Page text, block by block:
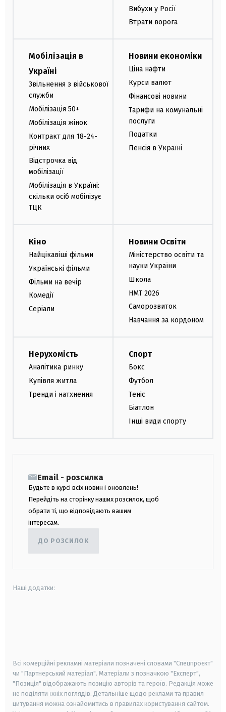
Вибухи у Росії
Втрати ворога
Мобілізація в
Україні
Звільнення з військової
служби
Мобілізація 50+
Мобілізація жінок
Контракт для 18-24-
річних
Відстрочка від
мобілізації
Мобілізація в Україні:
скільки осіб мобілізує
ТЦК
Новини економіки
Ціна нафти
Курси валют
Фінансові новини
Тарифи на комунальні
послуги
Податки
Пенсія в Україні
Кіно
Найцікавіші фільми
Українські фільми
Фільми на вечір
Комедії
Серіали
Новини Освіти
Міністерство освіти та
науки України
Школа
НМТ 2026
Саморозвиток
Навчання за кордоном
Нерухомість
Аналітика ринку
Купівля житла
Тренди і натхнення
Спорт
Бокс
Футбол
Теніс
Біатлон
Інші види спорту
Email - розсилка
Будьте в курсі всіх новин і оновлень!
Перейдіть на сторінку наших розсилок, щоб
обрати ті, що відповідають вашим
інтересам.
ДО РОЗСИЛОК
Наші додатки:
Всі комерційні рекламні матеріали позначені словами "Спецпроєкт"
чи "Партнерський матеріал". Матеріали з позначкою "Експерт",
"Позиція" відображають позицію авторів та героїв. Редакція може
не поділяти їхніх поглядів. Детальніше щодо реклами та правил
цитування можна ознайомитись в правилах користування сайтом.